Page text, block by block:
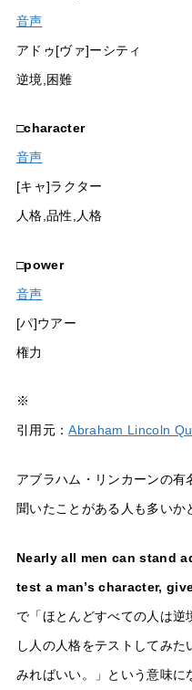
音声
アドゥ[ヴァ]ーシティ
逆境,困難
□character
音声
[キャ]ラクター
人格,品性,人格
□power
音声
[パ]ウアー
権力
※
引用元：Abraham Lincoln
アブラハム・リンカーンの有
聞いたことがある人も多いか
Nearly all men can stand
test a man’s character,
で「ほとんどすべての人は逆
し人の人格をテストしてみ
みればいい。」という意味に